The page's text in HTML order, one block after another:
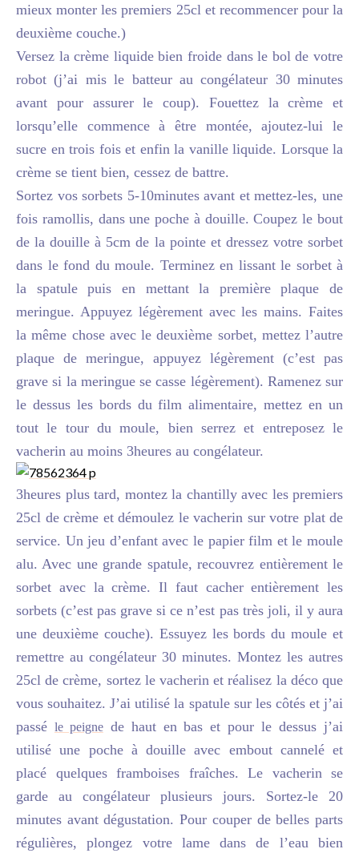
mieux monter les premiers 25cl et recommencer pour la
deuxième couche.)
Versez la crème liquide bien froide dans le bol de votre
robot (j’ai mis le batteur au congélateur 30 minutes
avant pour assurer le coup). Fouettez la crème et
lorsqu’elle commence à être montée, ajoutez-lui le
sucre en trois fois et enfin la vanille liquide. Lorsque la
crème se tient bien, cessez de battre.
Sortez vos sorbets 5-10minutes avant et mettez-les, une
fois ramollis, dans une poche à douille. Coupez le bout
de la douille à 5cm de la pointe et dressez votre sorbet
dans le fond du moule. Terminez en lissant le sorbet à
la spatule puis en mettant la première plaque de
meringue. Appuyez légèrement avec les mains. Faites
la même chose avec le deuxième sorbet, mettez l’autre
plaque de meringue, appuyez légèrement (c’est pas
grave si la meringue se casse légèrement). Ramenez sur
le dessus les bords du film alimentaire, mettez en un
tout le tour du moule, bien serrez et entreposez le
vacherin au moins 3heures au congélateur.
3heures plus tard, montez la chantilly avec les premiers
25cl de crème et démoulez le vacherin sur votre plat de
service. Un jeu d’enfant avec le papier film et le moule
alu. Avec une grande spatule, recouvrez entièrement le
sorbet avec la crème. Il faut cacher entièrement les
sorbets (c’est pas grave si ce n’est pas très joli, il y aura
une deuxième couche). Essuyez les bords du moule et
remettre au congélateur 30 minutes. Montez les autres
25cl de crème, sortez le vacherin et réalisez la décoque
vous souhaitez. J’ai utilisé la spatule sur les côtés et j’ai
passé le peignede haut en bas et pour le dessus j’ai
utilisé une poche à douilleavec embout cannelé et
placé quelques framboises fraîches. Le vacherin se
garde au congélateur plusieurs jours. Sortez-le 20
minutes avant dégustation. Pour couper de belles parts
régulières, plongez votre lame dans de l’eau bien